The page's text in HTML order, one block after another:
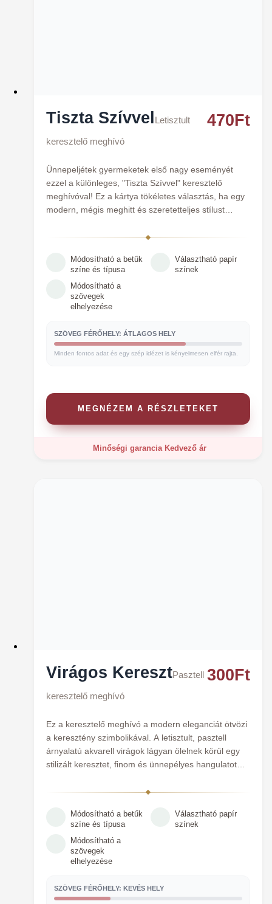
Tiszta Szívvel Letisztult
keresztelő meghívó
470Ft
Ünnepeljétek gyermeketek első nagy eseményét
ezzel a különleges, "Tiszta Szívvel" keresztelő
meghívóval! Ez a kártya tökéletes választás, ha egy
modern, mégis meghitt és szeretetteljes stílust
Módosítható a betűk
színe és típusa
Választható papír
színek
Módosítható a
szövegek
elhelyezése
SZÖVEG FÉRŐHELY: ÁTLAGOS HELY
Minden fontos adat és egy szép idézet is kényelmesen elfér rajta.
MEGNÉZEM A RÉSZLETEKET
Minőségi garanciaKedvező ár
Virágos KeresztPasztell
keresztelő meghívó
300Ft
Ez a keresztelő meghívó a modern eleganciát ötvözi
a keresztény szimbolikával. A letisztult, pasztell
árnyalatú akvarell virágok lágyan ölelnek körül egy
stilizált keresztet, finom és ünnepélyes hangulatot
választás a gyengéd, mégis stílusos bejelentéshez.
Módosítható a betűk
színe és típusa
Választható papír
színek
Módosítható a
szövegek
elhelyezése
SZÖVEG FÉRŐHELY: KEVÉS HELY